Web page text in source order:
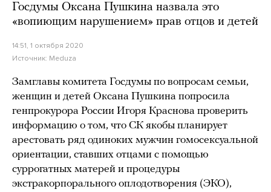
Госдумы Оксана Пушкина назвала это
«вопиющим нарушением» прав отцов и детей
14:51, 1 октября 2020
Источник: Meduza
Замглавы комитета Госдумы по вопросам семьи,
женщин и детей Оксана Пушкина попросила
генпрокурора России Игоря Краснова проверить
информацию о том, что СК якобы планирует
арестовать ряд одиноких мужчин гомосексуальной
ориентации, ставших отцами с помощью
суррогатных матерей и процедуры
экстракорпорального оплодотворения (ЭКО),